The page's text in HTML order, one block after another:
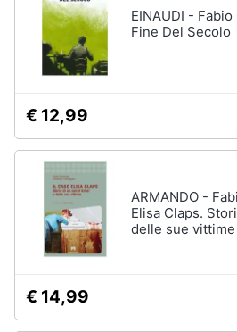
EINAUDI -
Fine Del Secolo
€ 12,99
ARMANDO -
Elisa Claps.
delle sue vittime
€ 14,99